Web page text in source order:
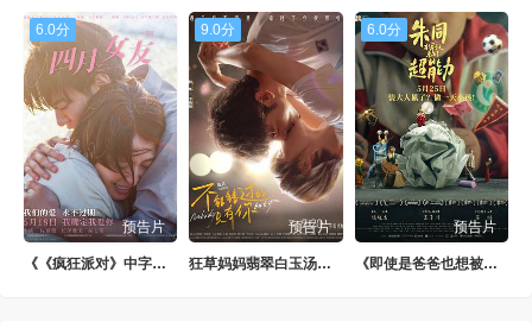
第100集
6.0分
预告片
《《疯狂派对》中字头》1080P
9.0分
预告片
狂草妈妈翡翠白玉汤新版
6.0分
预告片
《即使是爸爸也想被疼爱》BD